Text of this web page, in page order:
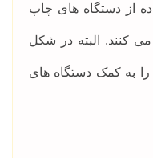
از دستگاه های چاپ
می کنند. البته در شکل
به کمک دستگاه های